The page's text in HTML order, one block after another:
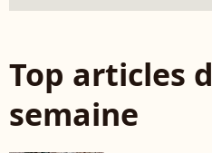
Top articles
semaine